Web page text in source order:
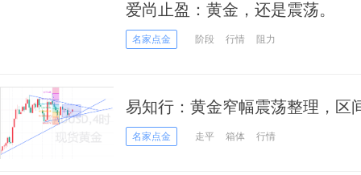
爱尚止盈：黄金，还是震荡。
名家点金 阶段 行情 阻力
易知行：黄金窄幅震荡整理，区
名家点金 走平 箱体 行情